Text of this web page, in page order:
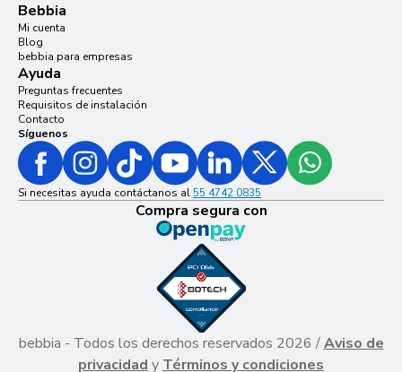
Bebbia
Mi cuenta
Blog
bebbia para empresas
Ayuda
Preguntas frecuentes
Requisitos de instalación
Contacto
Síguenos
Si necesitas ayuda contáctanos al 55 4742 0835
Compra segura con
bebbia - Todos los derechos reservados 2026 /Aviso de
privacidadyTérminos y condiciones